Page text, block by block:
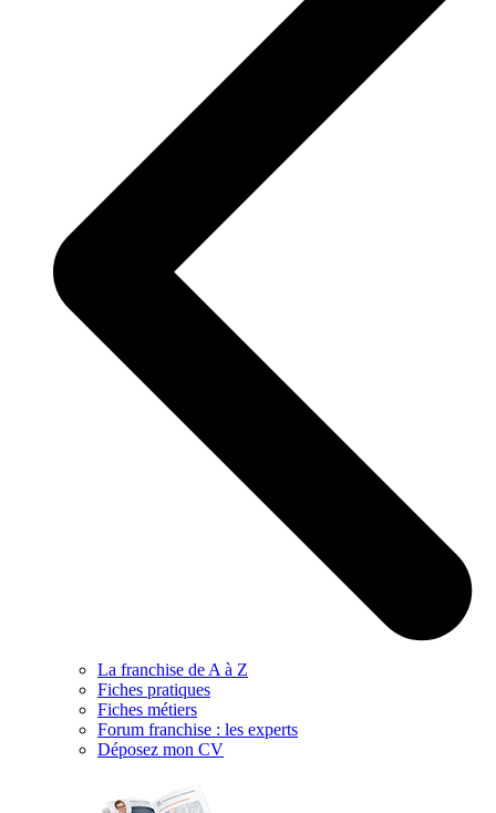
La franchise de A à Z
Fiches pratiques
Fiches métiers
Forum franchise : les experts
Déposez mon CV